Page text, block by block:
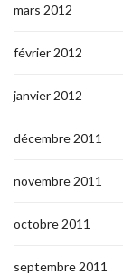
mars 2012
février 2012
janvier 2012
décembre 2011
novembre 2011
octobre 2011
septembre 2011